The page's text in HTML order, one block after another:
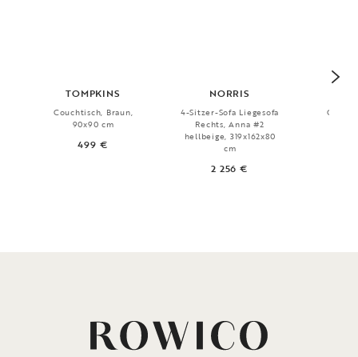
TOMPKINS
Couchtisch, Braun,
90x90 cm
499 €
NORRIS
4-Sitzer-Sofa Liegesofa
Rechts, Anna #2
hellbeige, 319x162x80
cm
2 256 €